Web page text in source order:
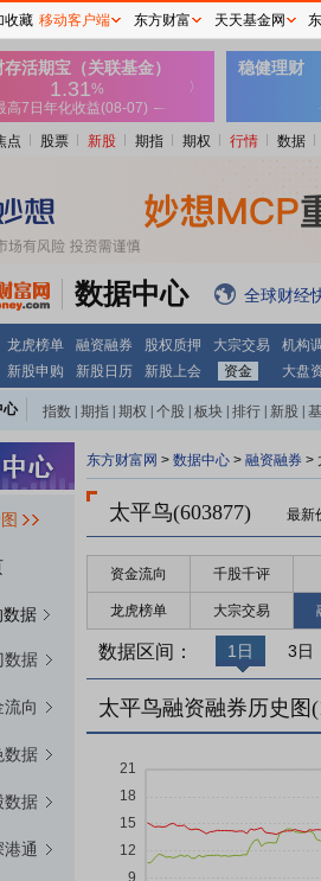
点 股票 新股 期指 期权 行情 数据
数据中心 全球财经
龙虎榜单 融资融券 股权质押 大宗交易 机构
新股申购 新股日历 新股上会 资金 大盘
心 指数 期指 期权 个股 板块 排行 新股
数据
数据
流向
数据
数据
港通
东方财富网 > 数据中心 > 融资融券 >
太平鸟(603877) 最新
资金流向 千股千评
龙虎榜单 大宗交易
数据区间： 1日 3日
太平鸟融资融券历史图(
收藏 移动客户端 东方财富 天天基金网